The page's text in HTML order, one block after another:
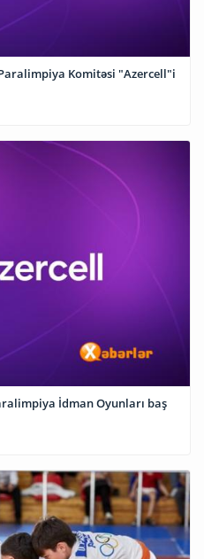
Komitəsi "Azercell"i
İdman Oyunları baş